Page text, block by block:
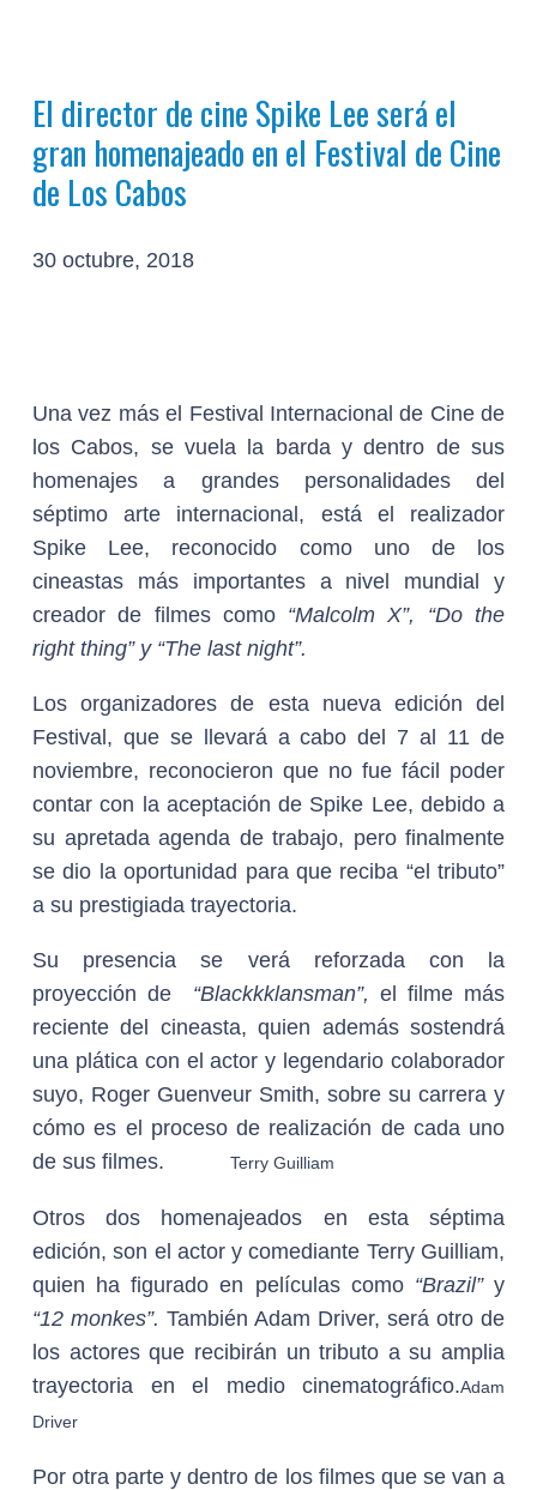
El director de cine Spike Lee será el
gran homenajeado en el Festival de Cine
de Los Cabos
30 octubre, 2018
Una vez más el Festival Internacional de Cine de
los Cabos, se vuela la barda y dentro de sus
homenajes a grandes personalidades del
séptimo arte internacional, está el realizador
Spike Lee, reconocido como uno de los
cineastas más importantes a nivel mundial y
creador de filmes como “Malcolm X”, “Do the
right thing” y “The last night”.
Los organizadores de esta nueva edición del
Festival, que se llevará a cabo del 7 al 11 de
noviembre, reconocieron que no fue fácil poder
contar con la aceptación de Spike Lee, debido a
su apretada agenda de trabajo, pero finalmente
se dio la oportunidad para que reciba “el tributo”
a su prestigiada trayectoria.
Su presencia se verá reforzada con la
proyección de “Blackkklansman”, el filme más
reciente del cineasta, quien además sostendrá
una plática con el actor y legendario colaborador
suyo, Roger Guenveur Smith, sobre su carrera y
cómo es el proceso de realización de cada uno
de sus filmes.
Terry Guilliam
Otros dos homenajeados en esta séptima
edición, son el actor y comediante Terry Guilliam,
quien ha figurado en películas como “Brazil”y
“12 monkes”. También Adam Driver, será otro de
los actores que recibirán un tributo a su amplia
trayectoria en el medio cinematográfico.Adam
Driver
Por otra parte y dentro de los filmes que se van a